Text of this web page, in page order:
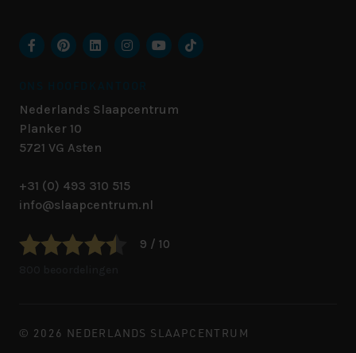
Nederlands Slaapcentrum
Planker 10
5721 VG Asten
+31 (0) 493 310 515
info@slaapcentrum.nl
9 / 10
© 2026 NEDERLANDS SLAAPCENTRUM